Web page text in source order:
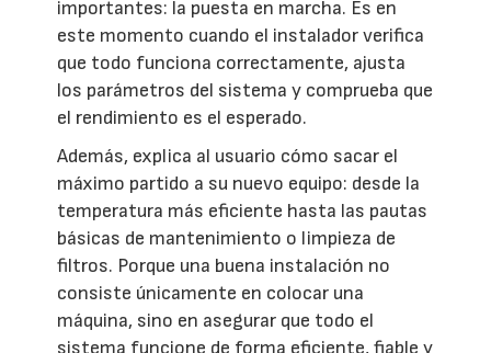
importantes: la puesta en marcha. Es en
este momento cuando el instalador verifica
que todo funciona correctamente, ajusta
los parámetros del sistema y comprueba que
el rendimiento es el esperado.
Además, explica al usuario cómo sacar el
máximo partido a su nuevo equipo: desde la
temperatura más eficiente hasta las pautas
básicas de mantenimiento o limpieza de
filtros. Porque una buena instalación no
consiste únicamente en colocar una
máquina, sino en asegurar que todo el
sistema funcione de forma eficiente, fiable y